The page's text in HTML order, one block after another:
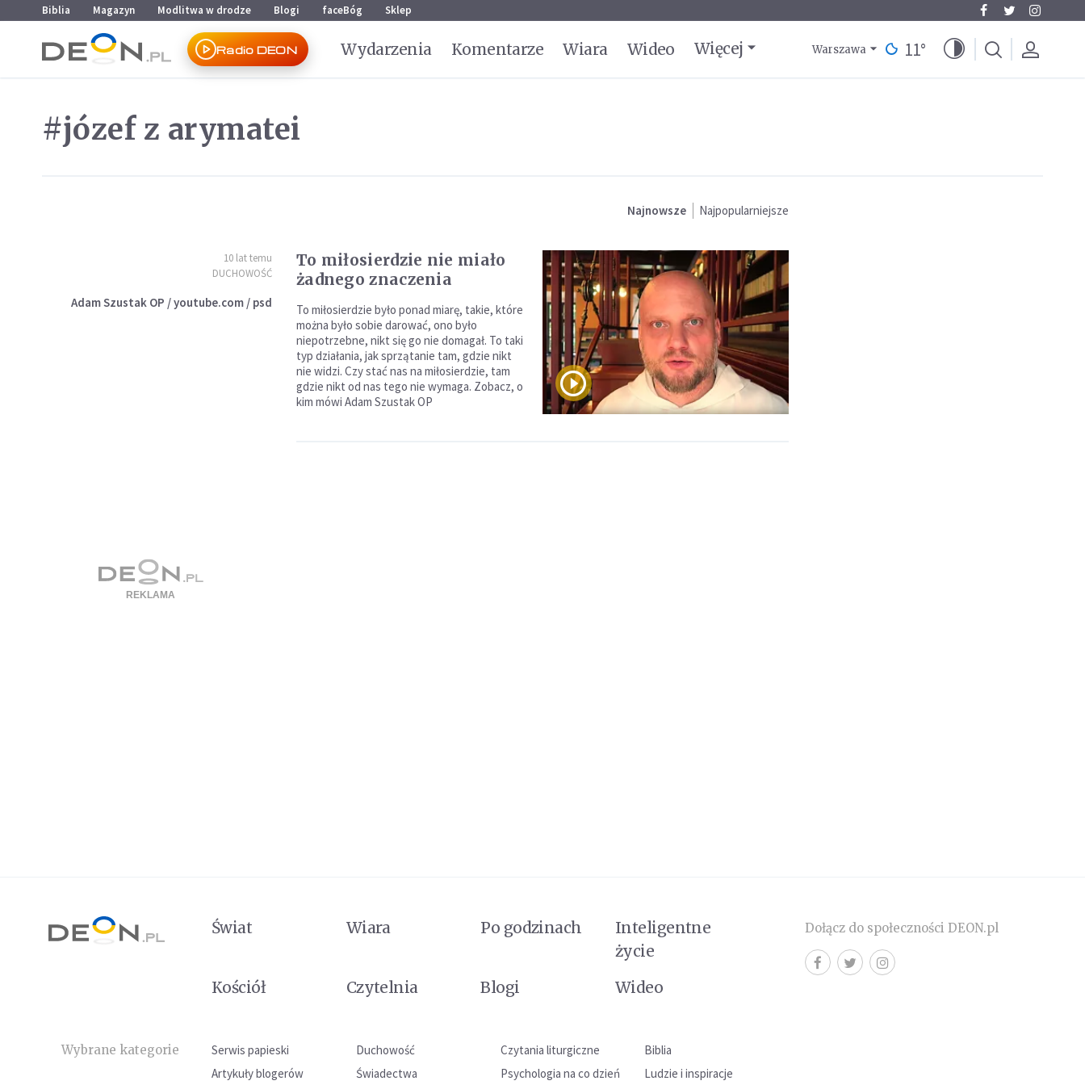
Przejdź do menu głównego
Przejdź do treści
Biblia Magazyn Modlitwa w drodze Blogi faceBóg Sklep
Radio DEON Wydarzenia Komentarze Wiara Wideo Więcej Warszawa 11°
#józef z arymatei
Najnowsze Najpopularniejsze
10 lat temu
DUCHOWOŚĆ
Adam Szustak OP / youtube.com / psd
To miłosierdzie nie miało
żadnego znaczenia
To miłosierdzie było ponad miarę, takie, które
można było sobie darować, ono było
niepotrzebne, nikt się go nie domagał. To taki
typ działania, jak sprzątanie tam, gdzie nikt
nie widzi. Czy stać nas na miłosierdzie, tam
gdzie nikt od nas tego nie wymaga. Zobacz, o
kim mówi Adam Szustak OP
Świat Wiara Po godzinach
Inteligentne
życie
Kościół
Czytelnia Blogi Wideo
Wybrane kategorie Serwis papieski Duchowość Czytania liturgiczne
Biblia
Artykuły blogerów
Świadectwa Psychologia na co dzień Ludzie i inspiracje
Dołącz do społeczności DEON.pl